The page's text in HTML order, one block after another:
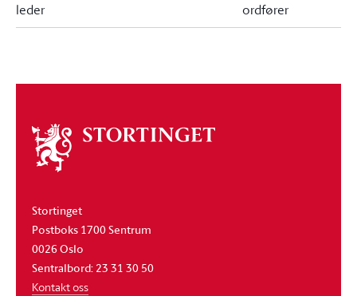
leder ordfører
Om
stortinget
Stortinget
Postboks 1700 Sentrum
0026 Oslo
Sentralbord: 23 31 30 50
Kontakt oss